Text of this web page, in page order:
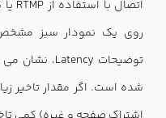
شده است. اگر مقدار تاخیر